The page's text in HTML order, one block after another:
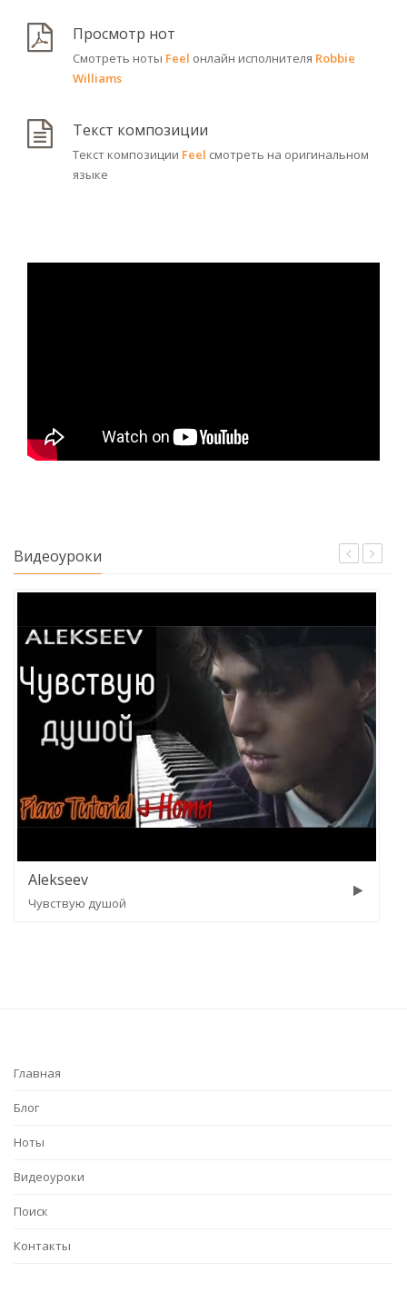
Просмотр нот
Смотреть ноты Feel онлайн исполнителя Robbie
Williams
Текст композиции
Текст композиции Feel смотреть на оригинальном
языке
Видеоуроки
душой
Главная
Блог
Ноты
Видеоуроки
Поиск
Контакты